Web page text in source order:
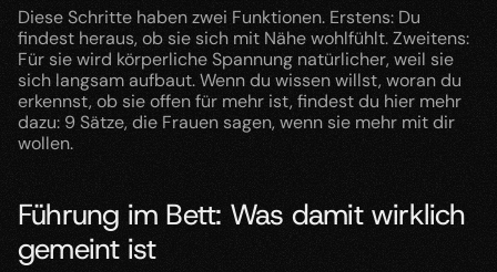
Diese Schritte haben zwei Funktionen. Erstens: Du
findest heraus, ob sie sich mit Nähe wohlfühlt. Zweitens:
Für sie wird körperliche Spannung natürlicher, weil sie
sich langsam aufbaut. Wenn du wissen willst, woran du
erkennst, ob sie offen für mehr ist, findest du hier mehr
dazu: 9 Sätze, die Frauen sagen, wenn sie mehr mit dir
wollen.
Führung im Bett: Was damit wirklich
gemeint ist